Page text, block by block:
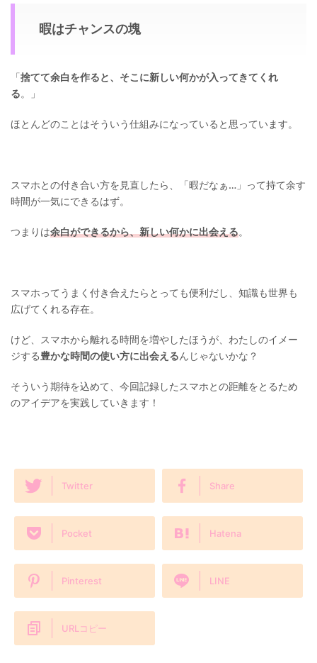
暇はチャンスの塊
「捨てて余白を作ると、そこに新しい何かが入ってきてくれ
る。」
ほとんどのことはそういう仕組みになっていると思っています。
スマホとの付き合い方を見直したら、「暇だなぁ…」って持て余す
時間が一気にできるはず。
つまりは余白ができるから、新しい何かに出会える。
スマホってうまく付き合えたらとっても便利だし、知識も世界も
広げてくれる存在。
けど、スマホから離れる時間を増やしたほうが、わたしのイメー
ジする豊かな時間の使い方に出会えるんじゃないかな？
そういう期待を込めて、今回記録したスマホとの距離をとるため
のアイデアを実践していきます！
Twitter Share
Pocket Hatena
Pinterest LINE
URLコピー